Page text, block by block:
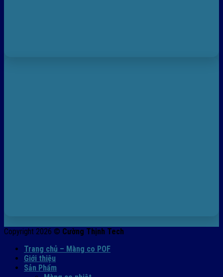
Copyright 2026 © Cường Thịnh Tech
Trang chủ – Màng co POF
Giới thiệu
Sản Phẩm